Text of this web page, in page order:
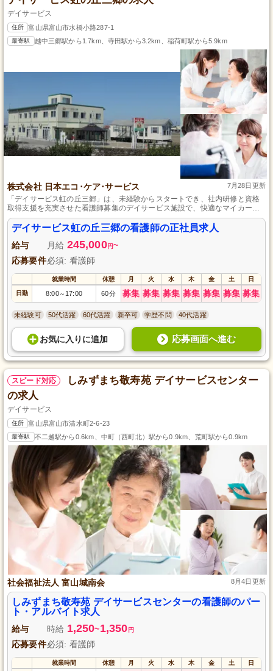
デイサービス
住所 富山県富山市水橋小路287-1
最寄駅 越中三郷駅から1.7km、寺田駅から3.2km、稲荷町駅から5.9km
株式会社 日本エコ･ケア･サービス 7月28日更新
「デイサービス虹の丘三郷」は、未経験からスタートでき、社内研修と資格
取得支援を充実させた看護師募集のデイサービス施設で、快適なマイカー通
勤が可能です。
デイサービス虹の丘三郷の看護師の正社員求人
給与 月給 245,000円~
応募要件必須: 看護師
就業時間 休憩 月 火 水 木 金 土 日
日勤 8:00～ 17:00 60分 募集 募集 募集 募集 募集 募集 募集
未経験可 50代活躍 60代活躍 新卒可 学歴不問 40代活躍
お気に入り に追加 応募画面へ進む
スピード対応
しみずまち敬寿苑 デイサービスセンター
の求人
デイサービス
住所 富山県富山市清水町2-6-23
最寄駅 不二越駅から0.6km、中町（西町北）駅から0.9km、荒町駅から0.9km
社会福祉法人 富山城南会 8月4日更新
しみずまち敬寿苑 デイサービスセンターの看護師のパー
ト・アルバイト求人
給与 時給 1,250~1,350 円
応募要件必須: 看護師
就業時間 休憩 月 火 水 木 金 土 日